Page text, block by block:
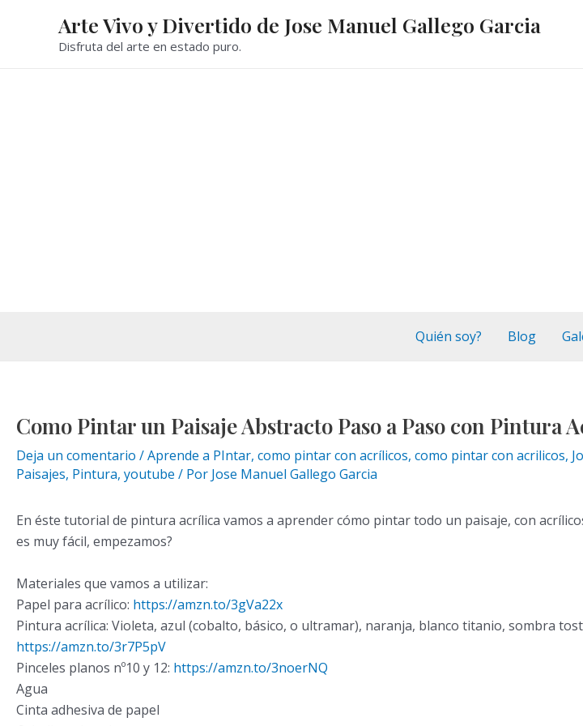
contenido
Arte Vivo y Divertido de Jose Manuel Gallego Garcia
Disfruta del arte en estado puro.
Quién soy? Blog
Como Pintar un Paisaje Abstracto Paso a Paso con Pintura
Deja un comentario /Aprende a PIntar, como pintar con acrílicos, como pintar con acrilicos,
Paisajes, Pintura, youtube / Por Jose Manuel Gallego Garcia
En éste tutorial de pintura acrílica vamos a aprender cómo pintar todo un paisaje, con
es muy fácil, empezamos?
Materiales que vamos a utilizar:
Papel para acrílico: https://amzn.to/3gVa22x
Pintura acrílica: Violeta, azul (cobalto, básico, o ultramar), naranja, blanco titanio, sombra
https://amzn.to/3r7P5pV
Pinceles planos nº10 y 12: https://amzn.to/3noerNQ
Agua
Cinta adhesiva de papel